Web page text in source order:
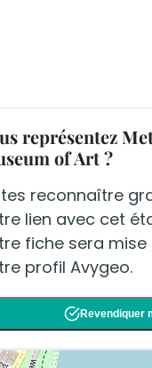
représentez
of Art ?
reconnaître
lien avec cet
fiche sera mise
profil Avygeo.
Revendiquer